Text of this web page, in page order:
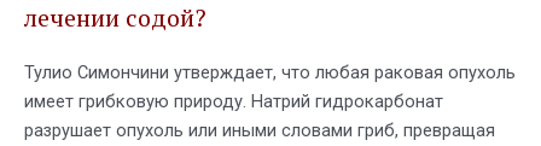
лечении содой?
Тулио Симончини утверждает, что любая раковая опухоль
имеет грибковую природу. Натрий гидрокарбонат
разрушает опухоль или иными словами гриб, превращая